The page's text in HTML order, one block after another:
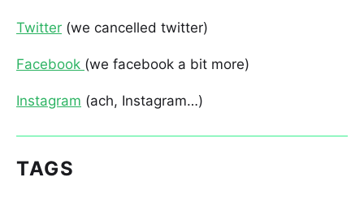
Twitter (we cancelled twitter)
Facebook (we facebook a bit more)
Instagram (ach, Instagram…)
TAGS